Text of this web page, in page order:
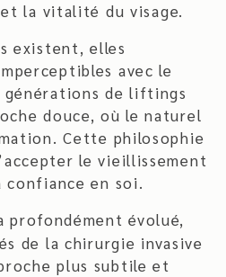
la vitalité du visage.
existent, elles
avec le
générations de liftings
douce, où le naturel
Cette philosophie
le vieillissement
en soi.
profondément évolué,
de la chirurgie invasive
plus subtile et